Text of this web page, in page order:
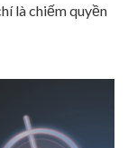
là chiếm quyền